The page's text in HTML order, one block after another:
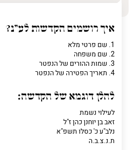
פרט
על
מה
פרט על מה מדובר
איך רושמים הקדשות לע"נ?
1. שם פרטי מלא
2. שם משפחה
3. שמות ההורים של הנפטר
4. תאריך הפטירה של הנפטר
להלן דוגמא של הקדשה:
לעילוי נשמת
זאב בן יוחנן כהן ז"ל
נלב"ע כ' כסלו תשפ"א
ת.נ.צ.ב.ה